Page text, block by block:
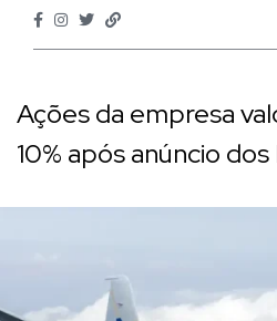
Ações da empresa
10% após anúncio dos